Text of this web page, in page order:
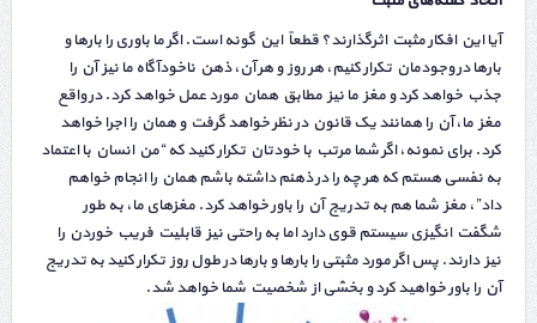
آیا این افکار مثبت اثرگذارند؟ قطعاً این گونه است. اگر ما باوری را بارها و
بارها در وجودمان تکرار کنیم، هر روز و هر آن، ذهن ناخودآگاه ما نیز آن را
جذب خواهد کرد و مغز ما نیز مطابق همان مورد عمل خواهد کرد. در واقع
مغز ما، آن را همانند یک قانون در نظر خواهد گرفت و همان را اجرا خواهد
کرد. برای نمونه، اگر شما مرتب با خودتان تکرار کنید که “من انسان با اعتماد
به نفسی هستم که هر چه را در ذهنم داشته باشم همان را انجام خواهم
داد”، مغز شما هم به تدریج آن را باور خواهد کرد. مغزهای ما، به طور
شگفت انگیزی سیستم قوی دارد اما به راحتی نیز قابلیت فریب خوردن را
نیز دارند. پس اگر مورد مثبتی را بارها و بارها در طول روز تکرار کنید به تدریج
آن را باور خواهید کرد و بخشی از شخصیت شما خواهد شد.